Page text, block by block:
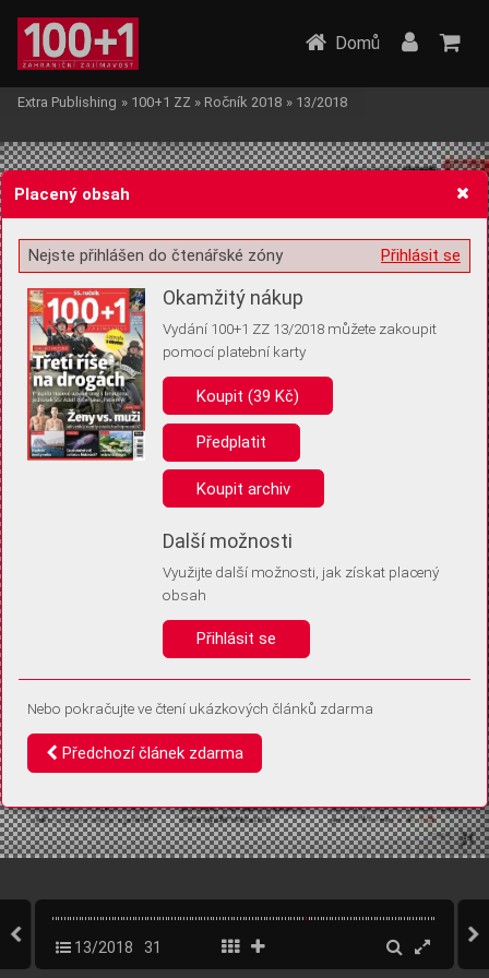
Žádost o souhlas s ukládáním volitelných informací
Pro základní fungování webu nepotřebujeme ukládat žádné informace
(tzv. cookies apod.). Rádi bychom vás ale požádali o souhlas s
uložením volitelných informací:
Anonymní unikátní ID
Díky němu příště poznáme, že se jedná o stejné zařízení, a
Identifikátor je zcela anonymní.
Vaše souhlasy a odmítnutí si ukládáme do vašeho zařízení, abychom se
vás už příště znovu neptali. Můžete je kdykoli později upravit ve Správě
Domů
Extra Publishing » 100+1 ZZ » Ročník 2018 » 13/2018
13/2018 31
Placený obsah
Přihlásit se
Nejste přihlášen do čtenářské zóny
Okamžitý nákup
Vydání 100+1 ZZ 13/2018 můžete zakoupit
pomocí platební karty
Koupit (39 Kč)
Předplatit
Koupit archiv
Další možnosti
Využijte další možnosti, jak získat placený
obsah
Přihlásit se
Nebo pokračujte ve čtení ukázkových článků zdarma
Předchozí článek zdarma